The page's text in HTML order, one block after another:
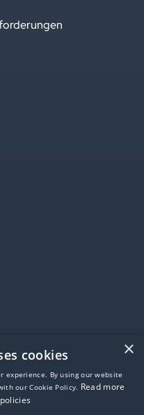
×
cookies
experience. By using our website
our Cookie Policy. Read more